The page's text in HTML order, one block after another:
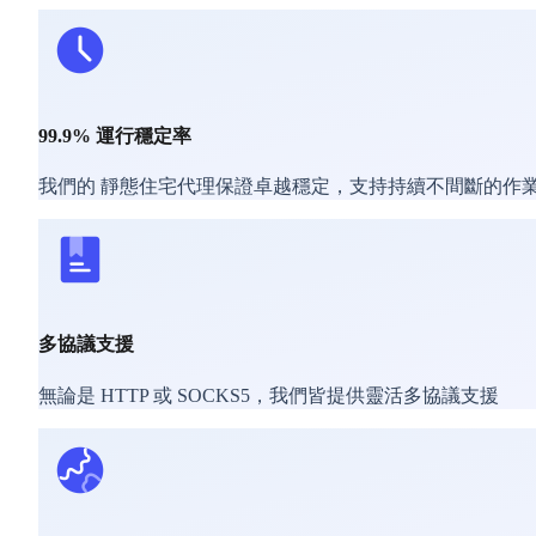
99.9% 運行穩定率
我們的 靜態住宅代理保證卓越穩定，支持持續不間斷的作
多協議支援
無論是 HTTP 或 SOCKS5，我們皆提供靈活多協議支援​